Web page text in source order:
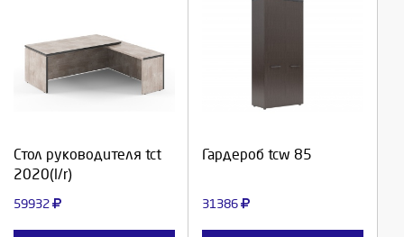
Стол руководителя tct
2020(l/r)
59932
Выберите количество:
Гардероб tcw 85
31386